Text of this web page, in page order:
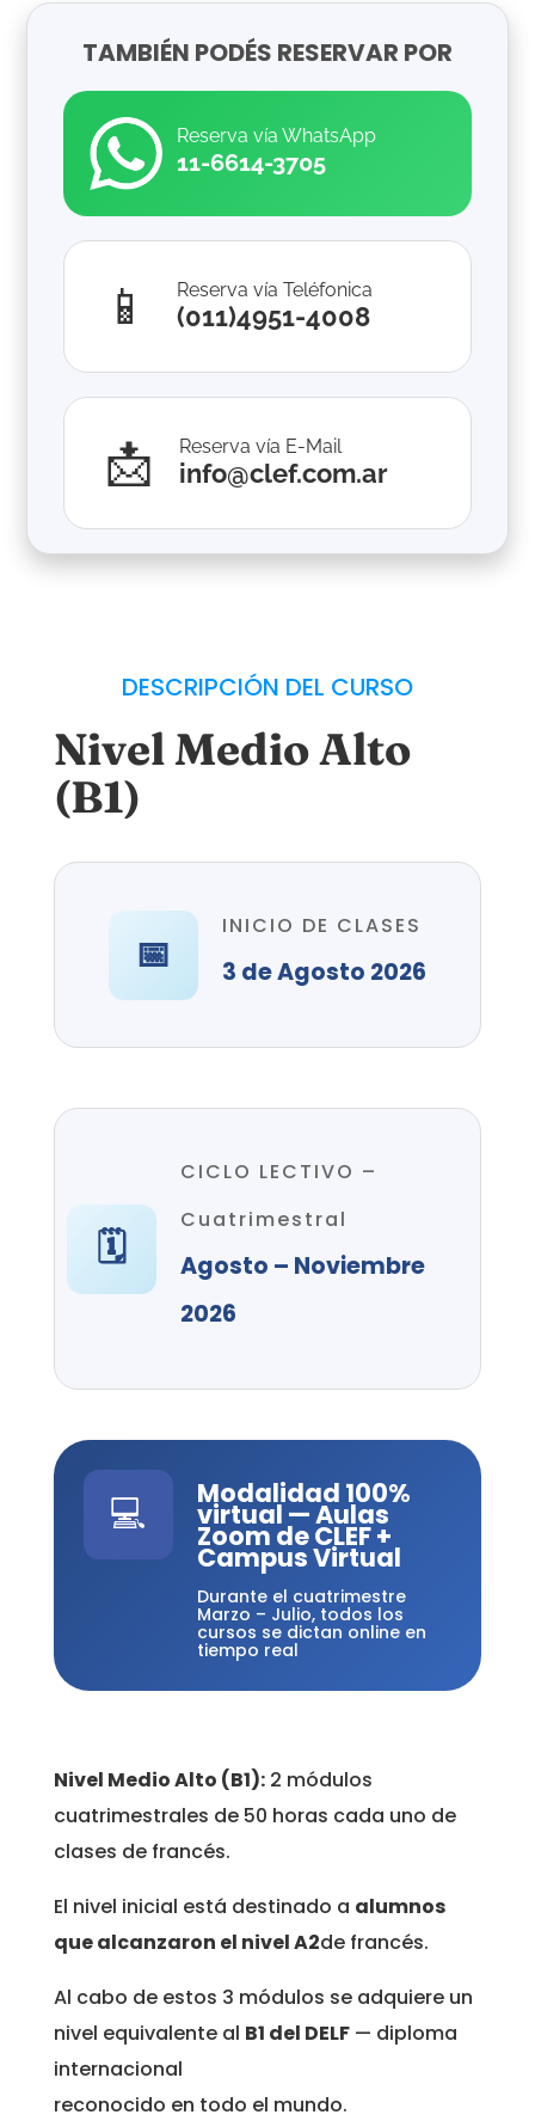
TAMBIÉN PODÉS RESERVAR POR
Reserva vía WhatsApp
11-6614-3705
📱 Reserva vía Teléfonica
(011)4951-4008
📩 Reserva vía E-Mail
info@clef.com.ar
DESCRIPCIÓN DEL CURSO
Nivel Medio Alto
(B1)
📅
INICIO DE CLASES
3 de Agosto 2026
🗓️
CICLO LECTIVO –
Cuatrimestral
Agosto – Noviembre
2026
💻 Modalidad 100%
virtual — Aulas
Zoom de CLEF +
Campus Virtual
Durante el cuatrimestre
Marzo – Julio, todos los
cursos se dictan online en
tiempo real
Nivel Medio Alto (B1):2 módulos
cuatrimestrales de 50 horas cada uno de
clases de francés.
El nivel inicial está destinado a alumnos
que alcanzaron el nivel A2de francés.
Al cabo de estos 3 módulos se adquiere un
nivel equivalente al B1 del DELF— diploma
internacional
reconocido en todo el mundo.